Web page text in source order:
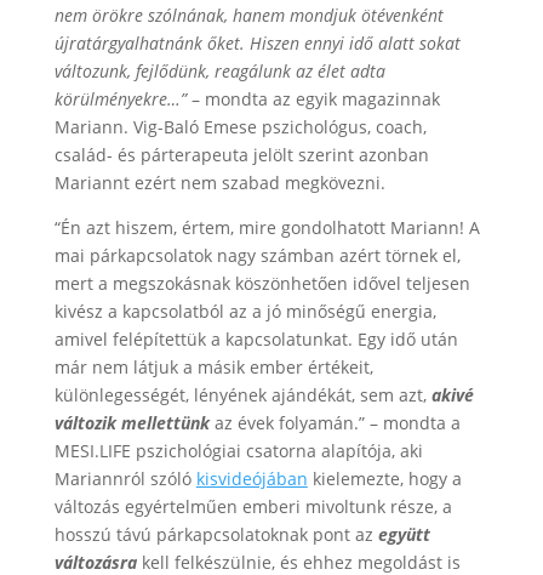
nem örökre szólnának, hanem mondjuk ötévenként
újratárgyalhatnánk őket. Hiszen ennyi idő alatt sokat
változunk, fejlődünk, reagálunk az élet adta
körülményekre…”– mondta az egyik magazinnak
Mariann. Vig-Baló Emese pszichológus, coach,
család- és párterapeuta jelölt szerint azonban
Mariannt ezért nem szabad megkövezni.
“Én azt hiszem, értem, mire gondolhatott Mariann! A
mai párkapcsolatok nagy számban azért törnek el,
mert a megszokásnak köszönhetően idővel teljesen
kivész a kapcsolatból az a jó minőségű energia,
amivel felépítettük a kapcsolatunkat. Egy idő után
már nem látjuk a másik ember értékeit,
különlegességét, lényének ajándékát, sem azt, akivé
változik mellettünkaz évek folyamán.” – mondta a
MESI.LIFE pszichológiai csatorna alapítója, aki
Mariannról szóló kisvideójában kielemezte, hogy a
változás egyértelműen emberi mivoltunk része, a
hosszú távú párkapcsolatoknak pont az együtt
változásrakell felkészülnie, és ehhez megoldást is